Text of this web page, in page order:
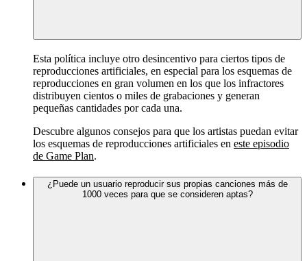
Esta política incluye otro desincentivo para ciertos tipos de
reproducciones artificiales, en especial para los esquemas de
reproducciones en gran volumen en los que los infractores
distribuyen cientos o miles de grabaciones y generan
pequeñas cantidades por cada una.
Descubre algunos consejos para que los artistas puedan evitar
los esquemas de reproducciones artificiales en este episodio
de Game Plan.
¿Puede un usuario reproducir sus propias canciones más de
1000 veces para que se consideren aptas?